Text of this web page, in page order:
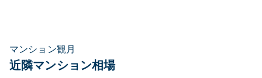
マンション観月
近隣マンション相場